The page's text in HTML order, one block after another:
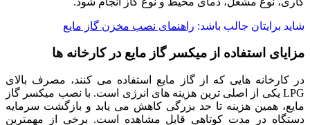
شاید برایتان جالب باشد: راهنمای نصب مخزن گاز مایع
مزایای استفاده از میکسر گاز مایع در کارخانه‌ ها
در کارخانه‌ هایی که از گاز مایع استفاده می‌ کنند، مصرف بالای
LPG یکی از اصلی‌ ترین هزینه‌ های انرژی است. با نصب میکسر گاز
مایع، همین هزینه تا حد بزرگی کاهش می‌ یابد و بازگشت سرمایه
دستگاه در مدت کوتاهی قابل مشاهده است. برخی از مهمترین